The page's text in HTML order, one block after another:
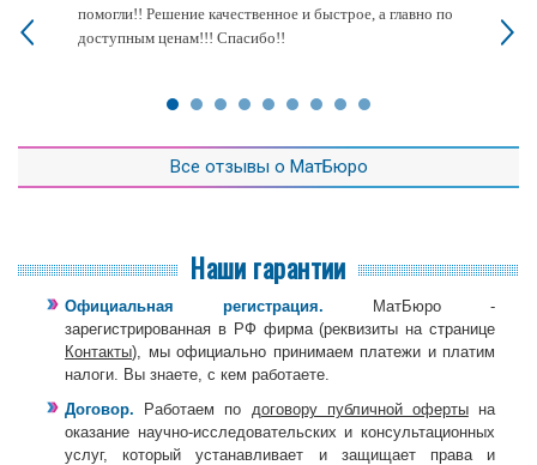
помогли!! Решение качественное и быстрое, а главно по
доступным ценам!!! Спасибо!!
Все отзывы о МатБюро
Наши гарантии
Официальная регистрация. МатБюро -
зарегистрированная в РФ фирма (реквизиты на странице
Контакты), мы официально принимаем платежи и платим
налоги. Вы знаете, с кем работаете.
Договор. Работаем по договору публичной офертына
оказание научно-исследовательских и консультационных
услуг, который устанавливает и защищает права и